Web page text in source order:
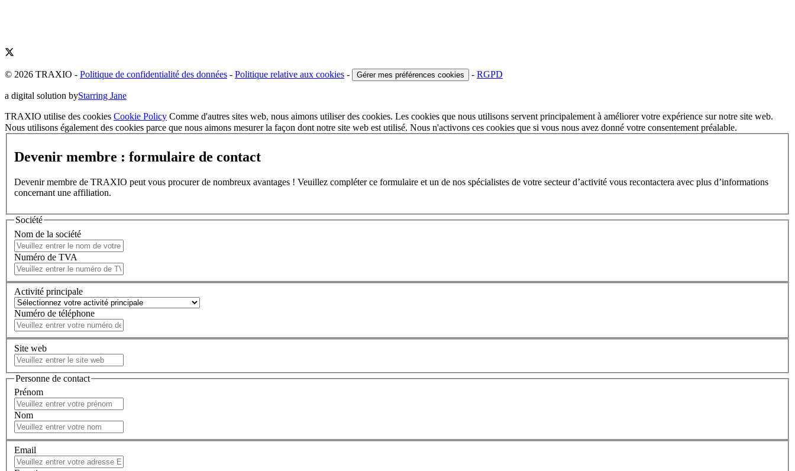
© 2026 TRAXIO - Politique de confidentialité des données - Politique relative aux cookies - Gérer mes préférences cookies - RGPD
a digital solution byStarring Jane
TRAXIO utilise des cookies Cookie Policy Comme d'autres sites web, nous aimons utiliser des cookies. Les cookies que nous utilisons servent principalement à améliorer votre expérience sur notre site web.
Nous utilisons également des cookies parce que nous aimons mesurer la façon dont notre site web est utilisé. Nous n'activons ces cookies que si vous nous avez donné votre consentement préalable.
Devenir membre : formulaire de contact
Devenir membre de TRAXIO peut vous procurer de nombreux avantages ! Veuillez compléter ce formulaire et un de nos spécialistes de votre secteur d’activité vous recontactera avec plus d’informations
concernant une affiliation.
Société
Nom de la société
Numéro de TVA
Activité principale
Numéro de téléphone
Site web
Personne de contact
Prénom
Nom
Email